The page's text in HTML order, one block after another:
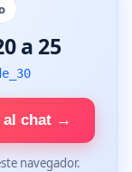
a 25
al chat →
navegador.